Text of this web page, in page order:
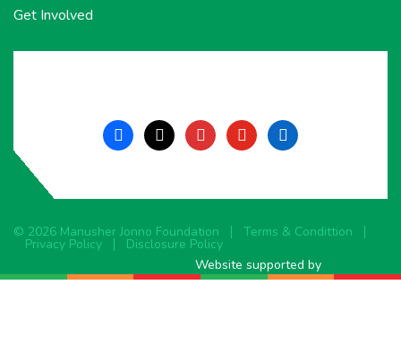
Get Involved
facebook
x instagramyoutubelinkedin
© 2026 Manusher Jonno Foundation Terms & Condittion
Privacy Policy
Disclosure Policy
Website supported by